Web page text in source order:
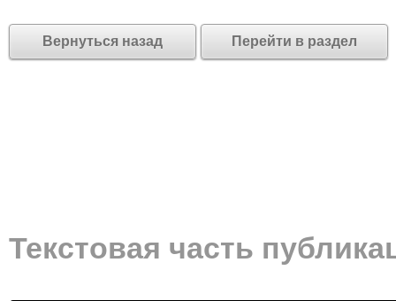
Вернуться назад Перейти в раздел
Текстовая часть